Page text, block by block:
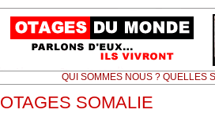
QUI SOMMES NOUS ? QUELLES
OTAGES SOMALIE